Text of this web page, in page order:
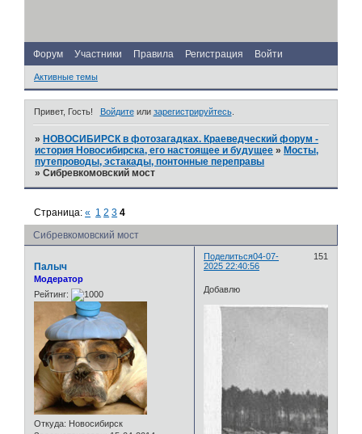
Форум Участники Правила Регистрация Войти
Активные темы
Привет, Гость! Войдитеили зарегистрируйтесь.
» НОВОСИБИРСК в фотозагадках. Краеведческий форум -
история Новосибирска, его настоящее и будущее » Мосты,
путепроводы, эстакады, понтонные переправы
»Сибревкомовский мост
Сибревкомовский мост
Страница:« 1 2 3 4
Поделиться 151
04-07-
2025 22:40:56
Палыч
Модератор
Рейтинг:
Откуда: Новосибирск
Добавлю